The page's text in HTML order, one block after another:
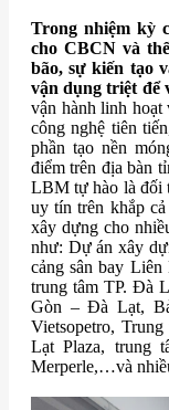
Trong nhiệm kỳ
cho CBCN và
bão, sự kiến tạo
vận dụng triệt để
vận hành linh hoạt
công nghệ tiên
phần tạo nền
điểm trên địa bàn
LBM tự hào là đối
uy tín trên khắp
xây dựng cho
như: Dự án xây
cảng sân bay
trung tâm TP. Đà
Gòn – Đà Lạt,
Vietsopetro,
Lạt Plaza, trung
Merperle,…và